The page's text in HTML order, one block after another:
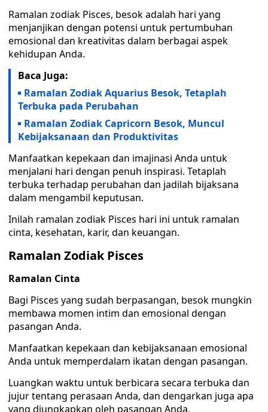
Ramalan zodiak Pisces, besok adalah hari yang
menjanjikan dengan potensi untuk pertumbuhan
emosional dan kreativitas dalam berbagai aspek
kehidupan Anda.
Baca Juga:
Ramalan Zodiak Aquarius Besok, Tetaplah
Terbuka pada Perubahan
Ramalan Zodiak Capricorn Besok, Muncul
Kebijaksanaan dan Produktivitas
Manfaatkan kepekaan dan imajinasi Anda untuk
menjalani hari dengan penuh inspirasi. Tetaplah
terbuka terhadap perubahan dan jadilah bijaksana
dalam mengambil keputusan.
Inilah ramalan zodiak Pisces hari ini untuk ramalan
cinta, kesehatan, karir, dan keuangan.
Ramalan Zodiak Pisces
Ramalan Cinta
Bagi Pisces yang sudah berpasangan, besok mungkin
membawa momen intim dan emosional dengan
pasangan Anda.
Manfaatkan kepekaan dan kebijaksanaan emosional
Anda untuk memperdalam ikatan dengan pasangan.
Luangkan waktu untuk berbicara secara terbuka dan
jujur tentang perasaan Anda, dan dengarkan juga apa
yang diungkapkan oleh pasangan Anda.